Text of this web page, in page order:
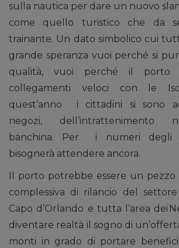
sulla nautica per dare un nuovo
come quello turistico che da
trainante. Un dato simbolico cui
grande speranza vuoi perché si
qualità, vuoi perché il porto
collegamenti veloci con le
quest’anno i cittadini si sono
negozi, dell’intrattenimento
banchina. Per i numeri degli
bisognerà attendere ancora.
Il porto potrebbe essere un
complessiva di rilancio del
Capo d’Orlando e tutta l’area dei
diventare realtà il sogno di
monti in grado di portare